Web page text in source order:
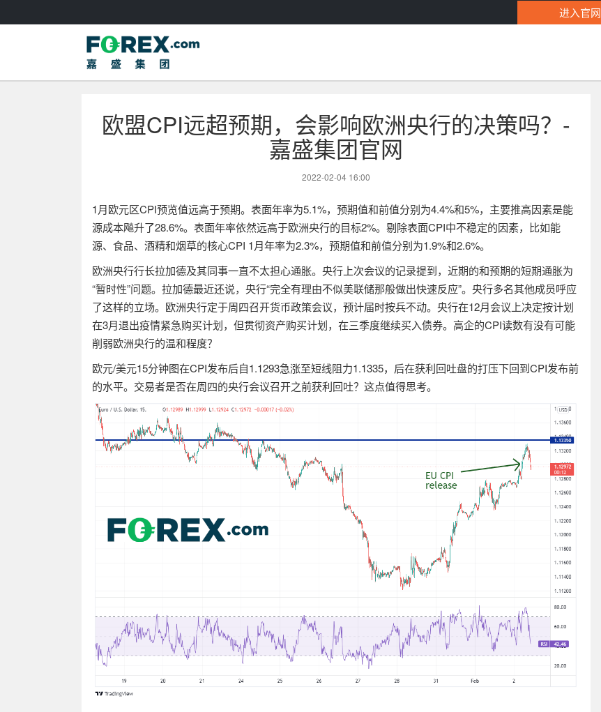
进入官网
欧盟CPI远超预期，会影响欧洲央行的决策吗？-
嘉盛集团官网
2022-02-04 16:00
1月欧元区CPI预览值远高于预期。表面年率为5.1%，预期值和前值分别为4.4%和5%，主要推高因素是能
源成本飚升了28.6%。表面年率依然远高于欧洲央行的目标2%。剔除表面CPI中不稳定的因素，比如能
源、食品、酒精和烟草的核心CPI 1月年率为2.3%，预期值和前值分别为1.9%和2.6%。
欧洲央行行长拉加德及其同事一直不太担心通胀。央行上次会议的记录提到，近期的和预期的短期通胀为
“暂时性”问题。拉加德最近还说，央行“完全有理由不似美联储那般做出快速反应”。央行多名其他成员呼应
了这样的立场。欧洲央行定于周四召开货币政策会议，预计届时按兵不动。央行在12月会议上决定按计划
在3月退出疫情紧急购买计划，但贯彻资产购买计划，在三季度继续买入债券。高企的CPI读数有没有可能
削弱欧洲央行的温和程度？
欧元/美元15分钟图在CPI发布后自1.1293急涨至短线阻力1.1335，后在获利回吐盘的打压下回到CPI发布前
的水平。交易者是否在周四的央行会议召开之前获利回吐？这点值得思考。